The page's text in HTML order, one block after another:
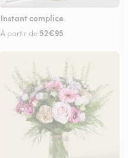
Instant complice
À partir de 52€95